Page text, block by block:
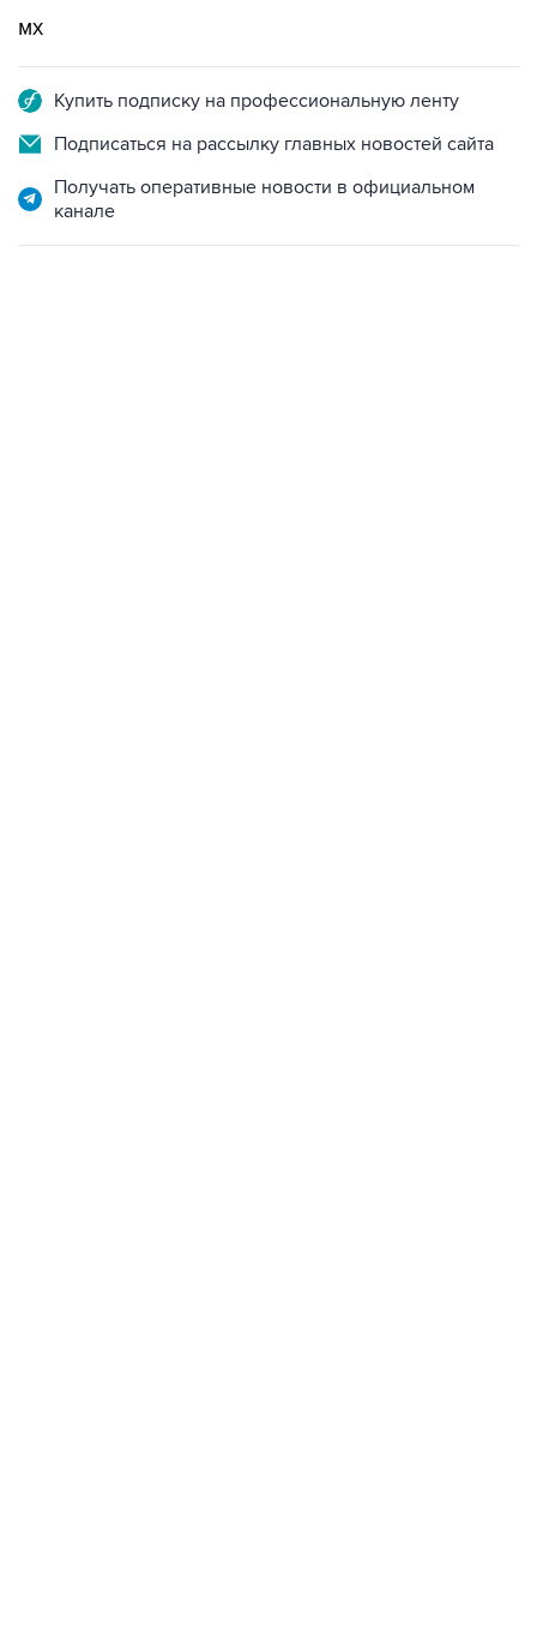
мх
Купить подписку на профессиональную ленту
Подписаться на рассылку главных новостей сайта
Получать оперативные новости в официальном
канале